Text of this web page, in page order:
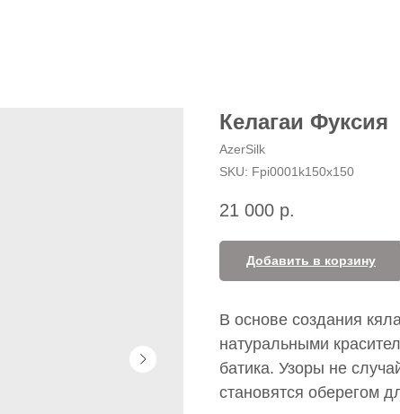
Келагаи Фуксия
AzerSilk
SKU: Fpi0001k150x150
21 000 р.
Добавить в корзину
В основе создания
натуральными
батика. Узоры не
становятся оберегом